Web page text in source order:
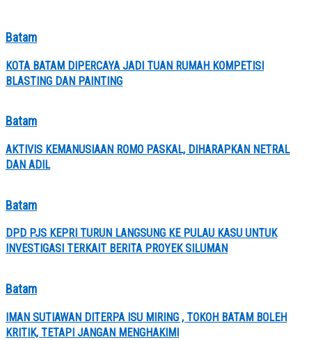
Batam
KOTA BATAM DIPERCAYA JADI TUAN RUMAH KOMPETISI
BLASTING DAN PAINTING
Batam
AKTIVIS KEMANUSIAAN ROMO PASKAL, DIHARAPKAN NETRAL
DAN ADIL
Batam
DPD PJS KEPRI TURUN LANGSUNG KE PULAU KASU UNTUK
INVESTIGASI TERKAIT BERITA PROYEK SILUMAN
Batam
IMAN SUTIAWAN DITERPA ISU MIRING , TOKOH BATAM BOLEH
KRITIK, TETAPI JANGAN MENGHAKIMI